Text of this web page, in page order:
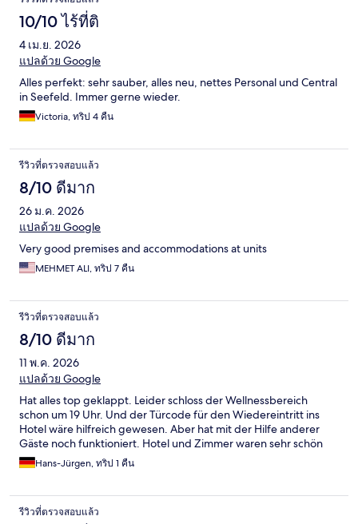
10/10 ไร้ที่ติ
4 เม.ย. 2026
แปลด้วย Google
Alles perfekt: sehr sauber, alles neu, nettes Personal und Central
in Seefeld. Immer gerne wieder.
Victoria, ทริป 4 คืน
รีวิวที่ตรวจสอบแล้ว
8/10 ดีมาก
26 ม.ค. 2026
แปลด้วย Google
Very good premises and accommodations at units
MEHMET ALI, ทริป 7 คืน
รีวิวที่ตรวจสอบแล้ว
8/10 ดีมาก
11 พ.ค. 2026
แปลด้วย Google
Hat alles top geklappt. Leider schloss der Wellnessbereich
schon um 19 Uhr. Und der Türcode für den Wiedereintritt ins
Hotel wäre hilfreich gewesen. Aber hat mit der Hilfe anderer
Gäste noch funktioniert. Hotel und Zimmer waren sehr schön
Hans-Jürgen, ทริป 1 คืน
รีวิวที่ตรวจสอบแล้ว